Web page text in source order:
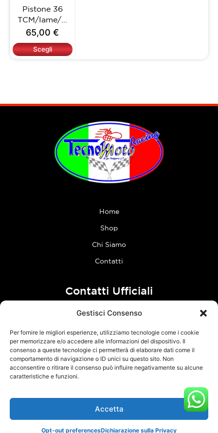
Gestisci Consenso
Per fornire le migliori esperienze, utilizziamo tecnologie come i cookie
per memorizzare e/o accedere alle informazioni del dispositivo. Il
consenso a queste tecnologie ci permetterà di elaborare dati come il
comportamento di navigazione o ID unici su questo sito. Non
acconsentire o ritirare il consenso può influire negativamente su alcune
caratteristiche e funzioni.
Accetta
Opt-out preferencesDichiarazione sulla Privacy
Pistone 36
TCM/Iame/...
65,00€
Scegli
opzioni
possono
scelte
nella
pagina
Home
Shop
Chi Siamo
Contatti
Contatti Ufficiali
Follow Us
F
b
o
I
g
TCM Racing s.r.l.s. – Via Acque Alte, snc – 04100 Latina – P.Iva
03126380595 –Privacy Policy–Cookie Policy